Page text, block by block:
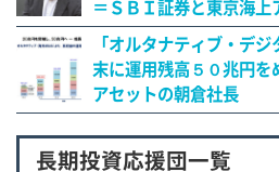
＝ＳＢＩ証券と東京海上
「オルタナティブ・デ
末に運用残高５０兆円を
アセットの朝倉社長
長期投資応援団一覧